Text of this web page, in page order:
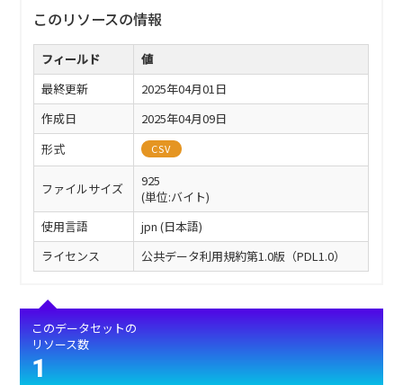
このリソースの情報
フィールド
値
最終更新
2025年04月01日
作成日
2025年04月09日
形式
CSV
ファイルサイズ
925
(単位:バイト)
使用言語
jpn (日本語)
ライセンス
公共データ利用規約第1.0版（PDL1.0）
このデータセットの
リソース数
1